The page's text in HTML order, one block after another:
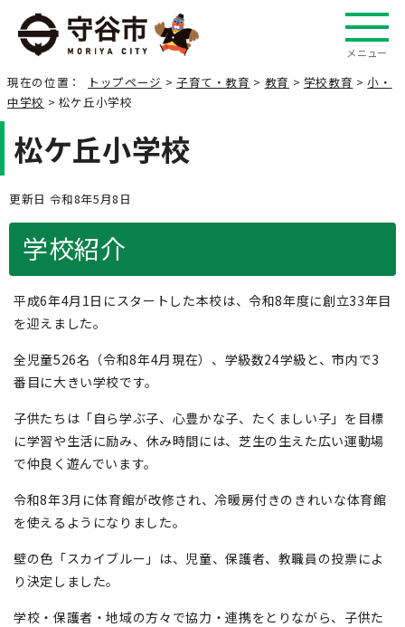
メニュー
現在の位置： トップページ > 子育て・教育 > 教育 > 学校教育 >小・
中学校 > 松ケ丘小学校
松ケ丘小学校
更新日 令和8年5月8日
学校紹介
平成6年4月1日にスタートした本校は、令和8年度に創立33年目
を迎えました。
全児童526名（令和8年4月現在）、学級数24学級と、市内で3
番目に大きい学校です。
子供たちは「自ら学ぶ子、心豊かな子、たくましい子」を目標
に学習や生活に励み、休み時間には、芝生の生えた広い運動場
で仲良く遊んでいます。
令和8年3月に体育館が改修され、冷暖房付きのきれいな体育館
を使えるようになりました。
壁の色「スカイブルー」は、児童、保護者、教職員の投票によ
り決定しました。
学校・保護者・地域の方々で協力・連携をとりながら、子供た